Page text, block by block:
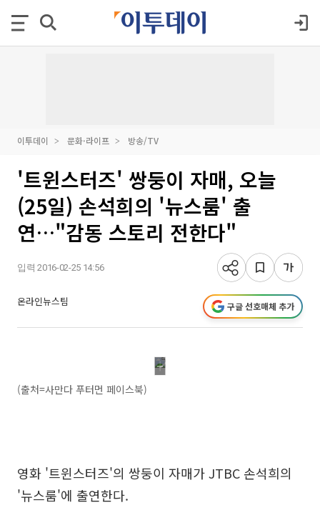
이투데이 문화·라이프 방송/TV
'트윈스터즈' 쌍둥이 자매, 오늘
(25일) 손석희의 '뉴스룸' 출
연…"감동 스토리 전한다"
입력 2016-02-25 14:56
온라인뉴스팀 구글 선호매체 추가
(출처=사만다 푸터먼 페이스북)
영화 '트윈스터즈'의 쌍둥이 자매가 JTBC 손석희의
'뉴스룸'에 출연한다.